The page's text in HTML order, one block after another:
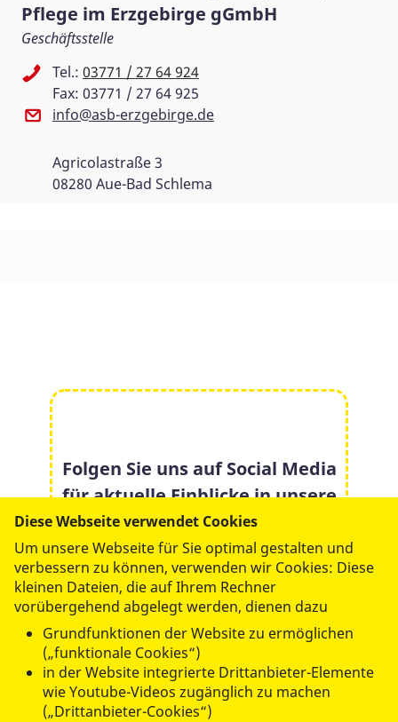
Pflege im Erzgebirge gGmbH
Geschäftsstelle
Tel.: 03771 / 27 64 924
Fax: 03771 / 27 64 925
info@asb-erzgebirge.de
Agricolastraße 3
08280 Aue-Bad Schlema
Folgen Sie uns auf Social Media
für aktuelle Einblicke in unsere
Arbeit:
Diese Webseite verwendet Cookies
Um unsere Webseite für Sie optimal gestalten und
verbessern zu können, verwenden wir Cookies: Diese
kleinen Dateien, die auf Ihrem Rechner
vorübergehend abgelegt werden, dienen dazu
Grundfunktionen der Website zu ermöglichen
(„funktionale Cookies“)
in der Website integrierte Drittanbieter-Elemente
wie Youtube-Videos zugänglich zu machen
(„Drittanbieter-Cookies“)